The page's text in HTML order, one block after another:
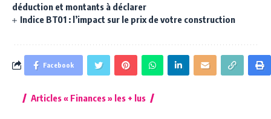
déduction et montants à déclarer
Indice BT01 : l’impact sur le prix de votre construction
Facebook
Articles « Finances » les + lus